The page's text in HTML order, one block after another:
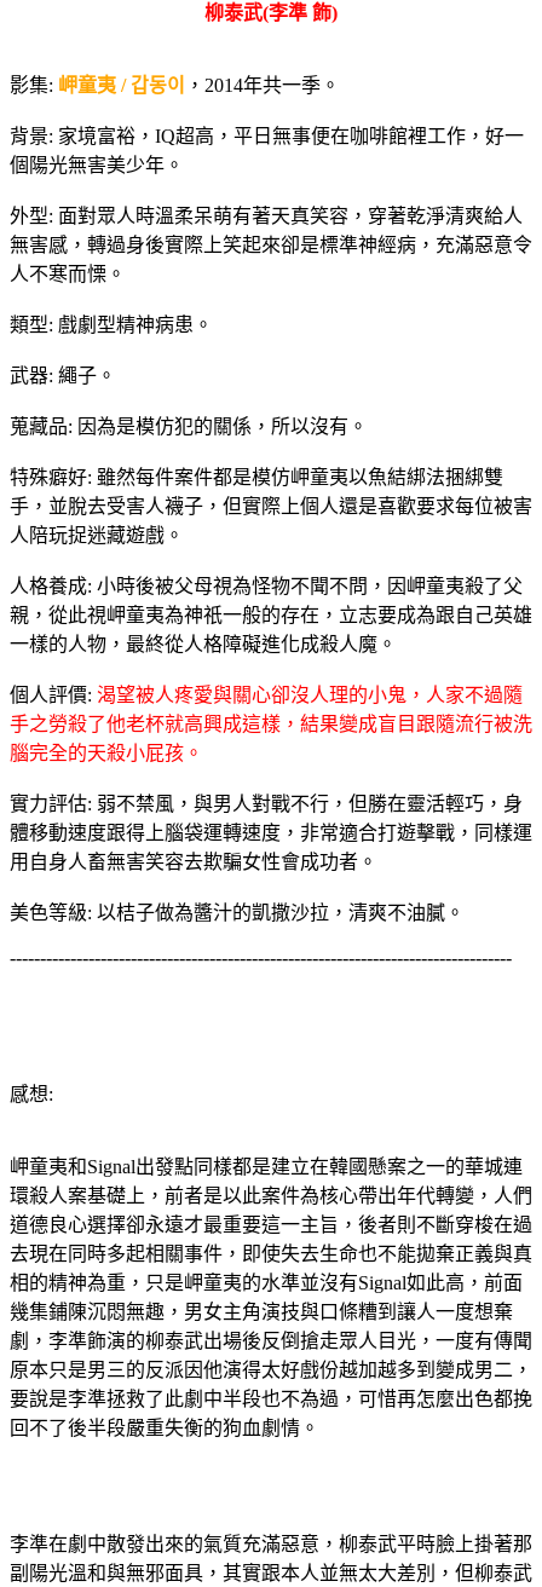
柳泰武(李準 飾)
影集: 岬童夷 / 갑동이 ，2014年共一季。
背景: 家境富裕，IQ超高，平日無事便在咖啡館裡工作，好一
個陽光無害美少年。
外型: 面對眾人時溫柔呆萌有著天真笑容，穿著乾淨清爽給人
無害感，轉過身後實際上笑起來卻是標準神經病，充滿惡意令
人不寒而慄。
類型: 戲劇型精神病患。
武器: 繩子。
蒐藏品: 因為是模仿犯的關係，所以沒有。
特殊癖好: 雖然每件案件都是模仿岬童夷以魚結綁法捆綁雙
手，並脫去受害人襪子，但實際上個人還是喜歡要求每位被害
人陪玩捉迷藏遊戲。
人格養成: 小時後被父母視為怪物不聞不問，因岬童夷殺了父
親，從此視岬童夷為神祇一般的存在，立志要成為跟自己英雄
一樣的人物，最終從人格障礙進化成殺人魔。
個人評價: 渴望被人疼愛與關心卻沒人理的小鬼，人家不過隨
手之勞殺了他老杯就高興成這樣，結果變成盲目跟隨流行被洗
腦完全的天殺小屁孩。
實力評估: 弱不禁風，與男人對戰不行，但勝在靈活輕巧，身
體移動速度跟得上腦袋運轉速度，非常適合打遊擊戰，同樣運
用自身人畜無害笑容去欺騙女性會成功者。
美色等級: 以桔子做為醬汁的凱撒沙拉，清爽不油膩。
-----------------------------------------------------------------------------------
感想:
岬童夷和Signal出發點同樣都是建立在韓國懸案之一的華城連
環殺人案基礎上，前者是以此案件為核心帶出年代轉變，人們
道德良心選擇卻永遠才最重要這一主旨，後者則不斷穿梭在過
去現在同時多起相關事件，即使失去生命也不能拋棄正義與真
相的精神為重，只是岬童夷的水準並沒有Signal如此高，前面
幾集鋪陳沉悶無趣，男女主角演技與口條糟到讓人一度想棄
劇，李準飾演的柳泰武出場後反倒搶走眾人目光，一度有傳聞
原本只是男三的反派因他演得太好戲份越加越多到變成男二，
要說是李準拯救了此劇中半段也不為過，可惜再怎麼出色都挽
回不了後半段嚴重失衡的狗血劇情。
李準在劇中散發出來的氣質充滿惡意，柳泰武平時臉上掛著那
副陽光溫和與無邪面具，其實跟本人並無太大差別，但柳泰武